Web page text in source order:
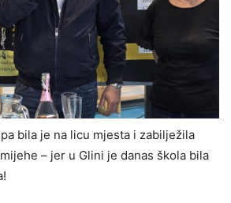
bila je na licu mjesta i zabilježila
– jer u Glini je danas škola bila